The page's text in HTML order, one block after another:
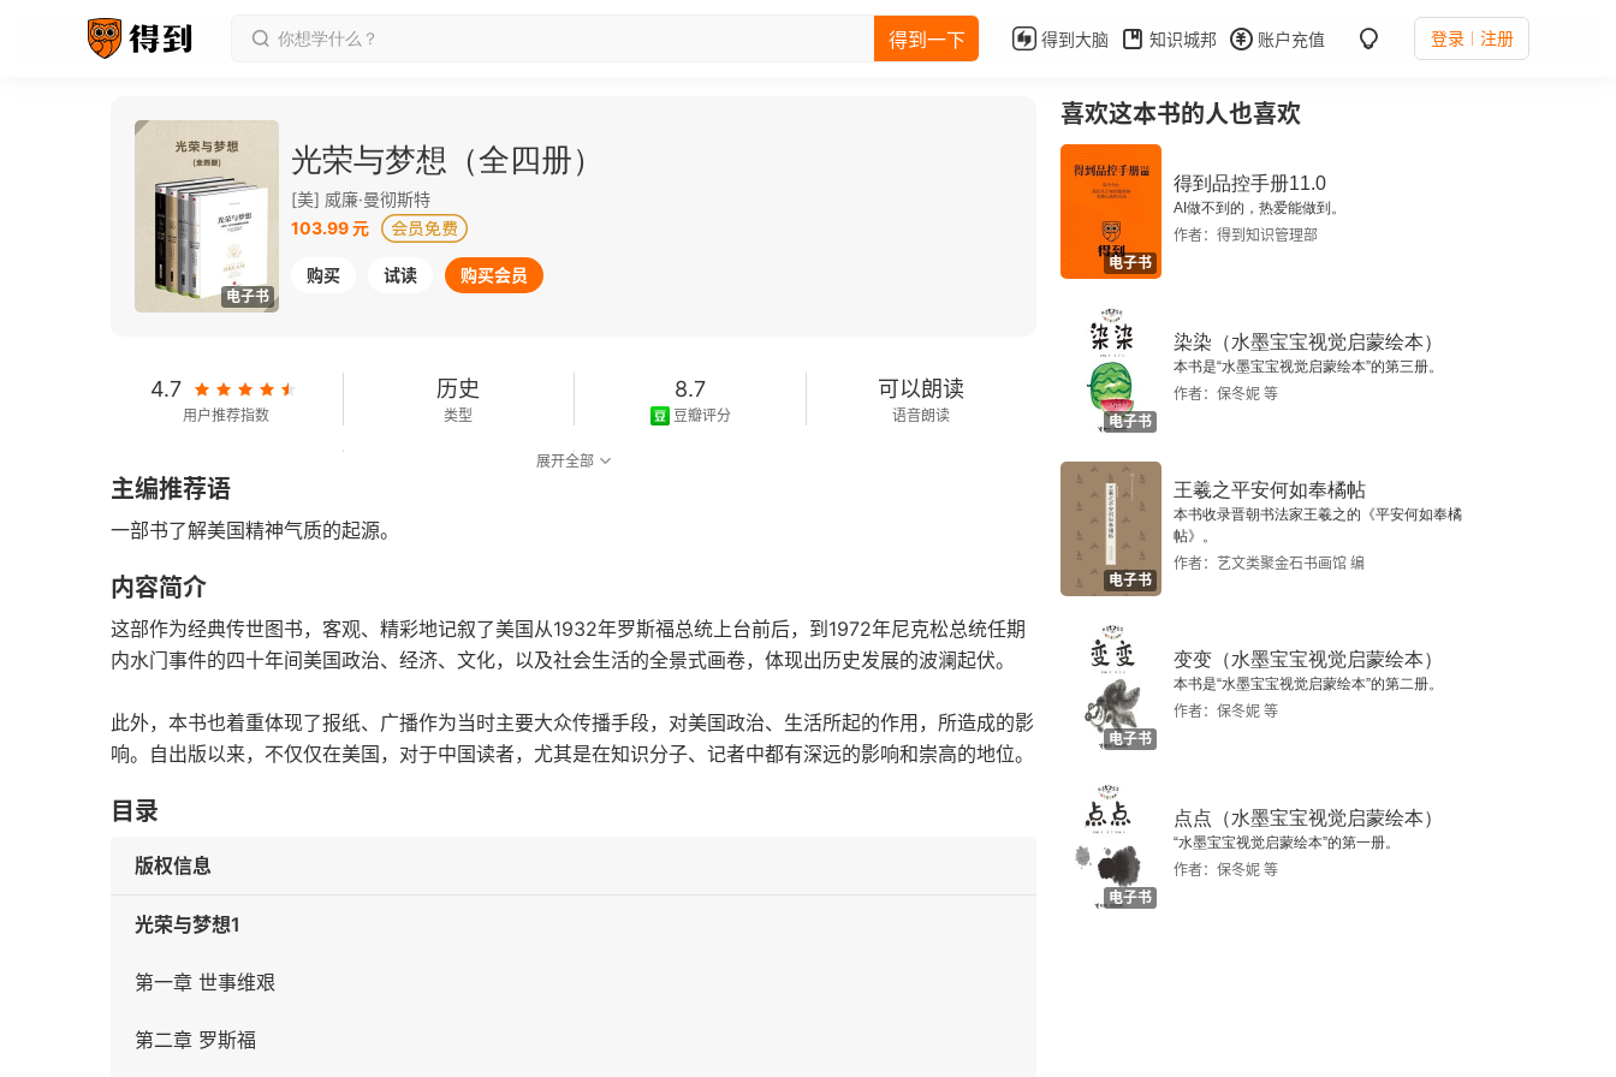
得到一下 得到大脑 知识城邦 账户充值 登录 注册
电子书
光荣与梦想（全四册）
[美] 威廉·曼彻斯特
103.99 元
购买 试读 购买会员
4.7
用户推荐指数
历史
类型
8.7
豆瓣评分
可以朗读
语音朗读
字数
展开全部
主编推荐语
一部书了解美国精神气质的起源。
内容简介
这部作为经典传世图书，客观、精彩地记叙了美国从1932年罗斯福总统上台前后，到1972年尼克松总统任期
内水门事件的四十年间美国政治、经济、文化，以及社会生活的全景式画卷，体现出历史发展的波澜起伏。
此外，本书也着重体现了报纸、广播作为当时主要大众传播手段，对美国政治、生活所起的作用，所造成的影
响。自出版以来，不仅仅在美国，对于中国读者，尤其是在知识分子、记者中都有深远的影响和崇高的地位。
目录
版权信息
光荣与梦想1
第一章 世事维艰
第二章 罗斯福
喜欢这本书的人也喜欢
电子书
得到品控手册11.0
AI做不到的，热爱能做到。
作者：得到知识管理部
电子书
染染（水墨宝宝视觉启蒙绘本）
本书是“水墨宝宝视觉启蒙绘本”的第三册。
作者：保冬妮 等
电子书
王羲之平安何如奉橘帖
本书收录晋朝书法家王羲之的《平安何如奉橘
帖》。
作者：艺文类聚金石书画馆 编
电子书
变变（水墨宝宝视觉启蒙绘本）
本书是“水墨宝宝视觉启蒙绘本”的第二册。
作者：保冬妮 等
电子书
点点（水墨宝宝视觉启蒙绘本）
“水墨宝宝视觉启蒙绘本”的第一册。
作者：保冬妮 等